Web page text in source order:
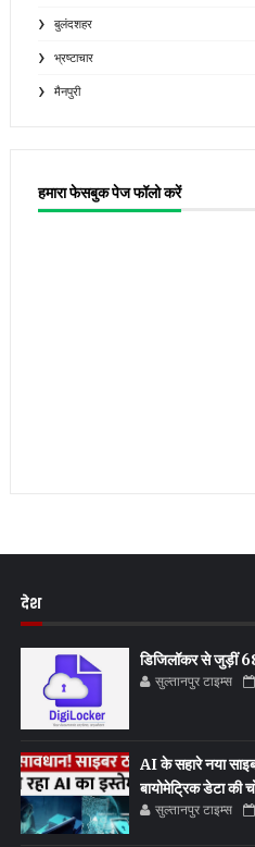
बुलंदशहर
भ्रष्टाचार
मैनपुरी
हमारा फेसबुक पेज फॉलो करें
देश
डिजिलॉकर से जुड़ीं
सुल्तानपुर टाइम्स
AI के सहारे नया
बायोमेट्रिक डेटा की
सुल्तानपुर टाइम्स